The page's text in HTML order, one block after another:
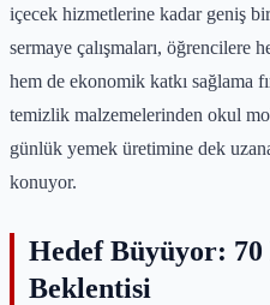
içecek hizmetlerine kadar geniş
sermaye çalışmaları, öğrencilere
hem de ekonomik katkı sağlama
temizlik malzemelerinden okul
günlük yemek üretimine dek
konuyor.
Hedef Büyüyor:
Beklentisi